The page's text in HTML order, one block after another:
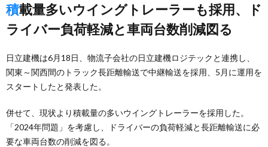
積載量多いウイングトレーラーも採用、ド
ライバー負荷軽減と車両台数削減図る
日立建機は6月18日、物流子会社の日立建機ロジテックと連携し、
関東～関西間のトラック長距離輸送で中継輸送を採用、5月に運用を
スタートしたと発表した。
併せて、現状より積載量の多いウイングトレーラーを採用した。
「2024年問題」を考慮し、ドライバーの負荷軽減と長距離輸送に必
要な車両台数の削減を図る。